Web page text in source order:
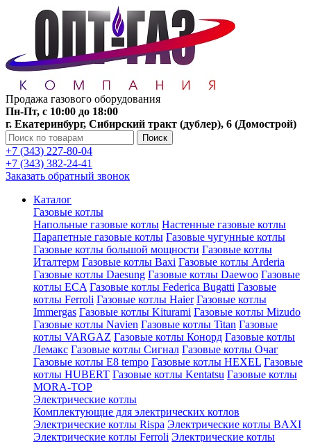
Продажа газового оборудования
Пн-Пт, с 10:00 до 18:00
г. Екатеринбург, Сибирский тракт (дублер), 6 (Домострой)
Поиск
+7 (343) 227-80-04
+7 (343) 382-24-41
Заказать обратный звонок
Каталог
Газовые котлы
Напольные газовые котлы Настенные газовые котлы
Парапетные газовые котлы Газовые чугунные котлы
Газовые котлы большой мощности Газовые котлы
Италтерм Газовые котлы Baxi Газовые котлы Arderia
Газовые котлы Daesung Газовые котлы Daewoo Газовые
котлы ECA Газовые котлы Federica Bugatti Газовые
котлы Ferroli Газовые котлы Haier Газовые котлы
Immergas Газовые котлы Kiturami Газовые котлы Mizudo
Газовые котлы Navien Газовые котлы Titan Газовые
котлы VARGAZ Газовые котлы Конорд Газовые котлы
Лемакс Газовые котлы Сигнал Газовые котлы Очаг
Газовые котлы E8 tempo Газовые котлы HEXEL Газовые
котлы HUBERT Газовые котлы Kentatsu Газовые котлы
MORA-TOP
Электрические котлы
Комплектующие для электрических котлов
Электрические котлы Rispa Электрические котлы BAXI
Электрические котлы Ferroli Электрические котлы